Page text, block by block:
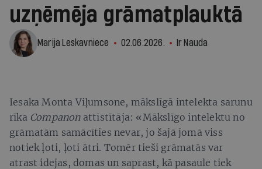
uzņēmēja grāmatplauktā
Marija Leskavniece 02.06.2026. Ir Nauda
Iesaka Monta Viļumsone, mākslīgā intelekta sarunu
rīka Companonattīstītāja: «Mākslīgo intelektu no
grāmatām samācīties nevar, jo šajā jomā viss
notiek ļoti, ļoti ātri. Tomēr tieši grāmatās var
atrast idejas, domas un saprast, kā pasaule tiek